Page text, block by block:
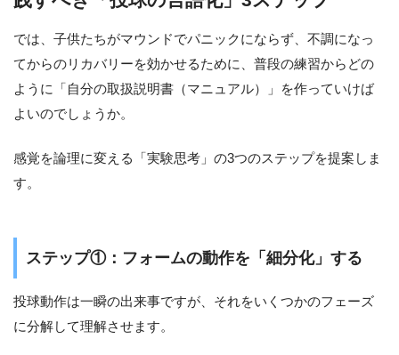
では、子供たちがマウンドでパニックにならず、不調になっ
てからのリカバリーを効かせるために、普段の練習からどの
ように「自分の取扱説明書（マニュアル）」を作っていけば
よいのでしょうか。
感覚を論理に変える「実験思考」の3つのステップを提案しま
す。
ステップ①：フォームの動作を「細分化」する
投球動作は一瞬の出来事ですが、それをいくつかのフェーズ
に分解して理解させます。